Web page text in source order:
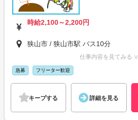
時給2,100～2,200円
狭山市 / 狭山市駅 バス10分
仕事内容を見てみる ∨
急募 フリーター歓迎
キープする 詳細を見る